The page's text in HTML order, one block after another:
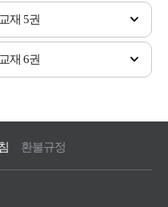
재 5권
재 6권
환불규정